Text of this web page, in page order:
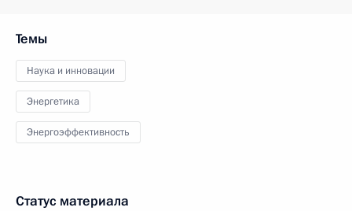
Темы
Наука и инновации
Энергетика
Энергоэффективность
Статус материала